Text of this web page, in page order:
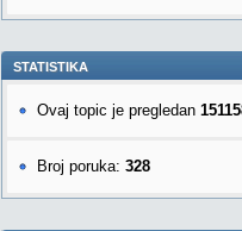
STATISTIKA
Ovaj topic je pregledan
Broj poruka: 328